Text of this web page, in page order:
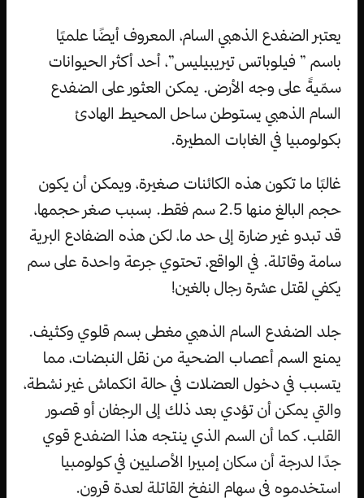
يعتبر الضفدع الذهبي السام، المعروف أيضًا علميًا
باسم ” فيلوباتس تيريبيليس”، أحد أكثر الحيوانات
سمّيةً على وجه الأرض. يمكن العثور على الضفدع
السام الذهبي يستوطن ساحل المحيط الهادئ
بكولومبيا في الغابات المطيرة.
غالبًا ما تكون هذه الكائنات صغيرة، ويمكن أن يكون
حجم البالغ منها 2.5 سم فقط. بسبب صغر حجمها،
قد تبدو غير ضارة إلى حد ما، لكن هذه الضفادع البرية
سامة وقاتلة. في الواقع، تحتوي جرعة واحدة على سم
يكفي لقتل عشرة رجال بالغين!
جلد الضفدع السام الذهبي مغطى بسم قلوي وكثيف.
يمنع السم أعصاب الضحية من نقل النبضات، مما
يتسبب في دخول العضلات في حالة انكماش غير نشطة،
والتي يمكن أن تؤدي بعد ذلك إلى الرجفان أو قصور
القلب. كما أن السم الذي ينتجه هذا الضفدع قوي
جدًا لدرجة أن سكان إمبيرا الأصليين في كولومبيا
استخدموه في سهام النفخ القاتلة لعدة قرون.